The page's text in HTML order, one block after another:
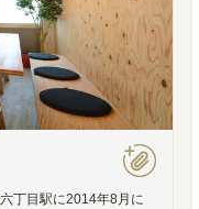
丁目駅に2014年8月に